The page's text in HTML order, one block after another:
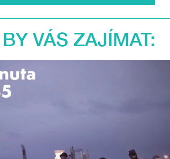
VÁS ZAJÍMAT: